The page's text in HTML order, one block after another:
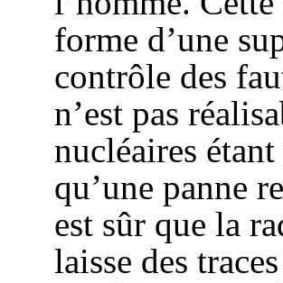
forme d’une
contrôle des
n’est pas
nucléaires
qu’une panne
est sûr que la
laisse des